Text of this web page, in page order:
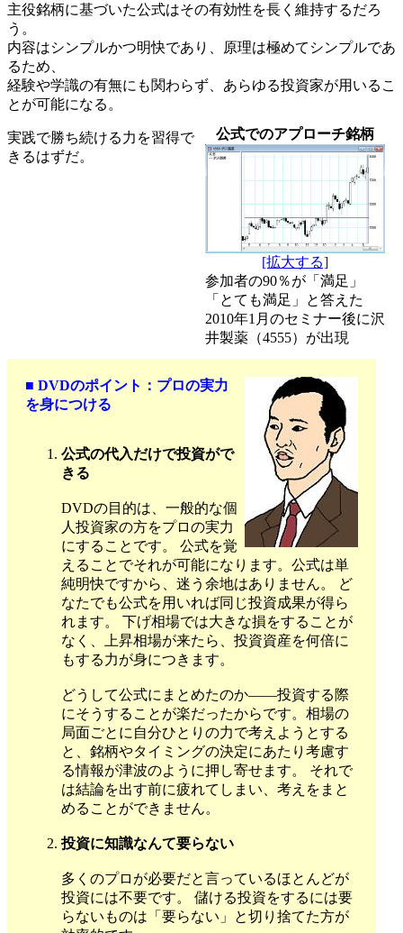
主役銘柄に基づいた公式はその有効性を長く維持するだろ
う。
内容はシンプルかつ明快であり、原理は極めてシンプルであ
るため、
経験や学識の有無にも関わらず、あらゆる投資家が用いるこ
とが可能になる。
公式でのアプローチ銘柄
[拡大する]
参加者の90％が「満足」
「とても満足」と答えた
2010年1月のセミナー後に沢
井製薬（4555）が出現
実践で勝ち続ける力を習得で
きるはずだ。
■ DVDのポイント：プロの実力
を身につける
公式の代入だけで投資がで
きる
DVDの目的は、一般的な個
人投資家の方をプロの実力
にすることです。 公式を覚
えることでそれが可能になります。公式は単
純明快ですから、迷う余地はありません。 ど
なたでも公式を用いれば同じ投資成果が得ら
れます。 下げ相場では大きな損をすることが
なく、上昇相場が来たら、投資資産を何倍に
もする力が身につきます。
どうして公式にまとめたのか――投資する際
にそうすることが楽だったからです。相場の
局面ごとに自分ひとりの力で考えようとする
と、銘柄やタイミングの決定にあたり考慮す
る情報が津波のように押し寄せます。 それで
は結論を出す前に疲れてしまい、考えをまと
めることができません。
投資に知識なんて要らない
多くのプロが必要だと言っているほとんどが
投資には不要です。 儲ける投資をするには要
らないものは「要らない」と切り捨てた方が